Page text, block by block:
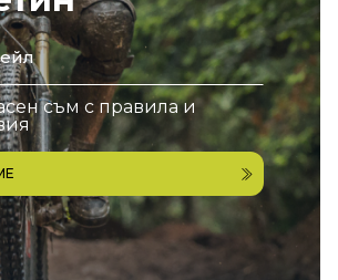
съм с правила и